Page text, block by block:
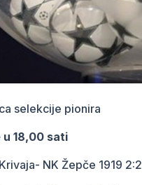
selekcije pionira
18,00 sati
NK Žepče 1919 2:2